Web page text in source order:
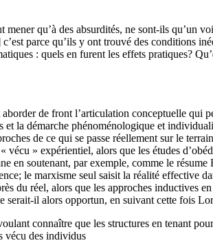
qu’à des absurdités, ne sont-ils qu’un
parce qu’ils y ont trouvé des conditions
: quels en furent les effets pratiques?
de front l’articulation conceptuelle qui
la démarche phénoménologique et
de ce qui se passe réellement sur le
» expérientiel, alors que les études
en soutenant, par exemple, comme le
le marxisme seul saisit la réalité effective
du réel, alors que les approches inductives
serait-il alors opportun, en suivant cette fois
connaître que les structures en tenant
vécu des individus